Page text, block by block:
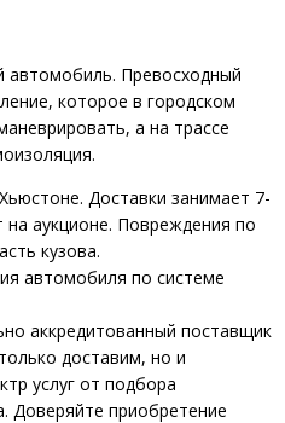
автомобиль. Превосходный
которое в городском
а на трассе
Доставки занимает 7-
на аукционе. Повреждения по
кузова.
автомобиля по системе
аккредитованный поставщик
доставим, но и
услуг от подбора
Доверяйте приобретение